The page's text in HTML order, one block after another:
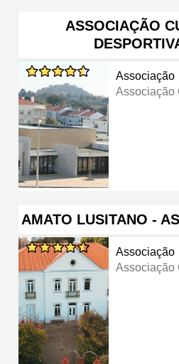
ASSOCIAÇÃO
Associação
Associação
AMATO LUSITANO -
Associação
Associação